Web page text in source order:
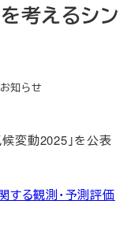
考えるシン
ゴリー
お知らせ
変動2025」を公表
する観測・予測評価